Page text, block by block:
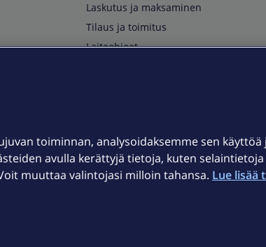
Laskutus ja maksaminen
Tilaus ja toimitus
Laiteohjeet
Kuuluvuuskartta
Asiakastiedotteet
OmaElisa-sovellus
toiminnan, analysoidaksemme sen
avulla kerättyjä tietoja, kuten
muuttaa valintojasi milloin tahansa. Lue lisää